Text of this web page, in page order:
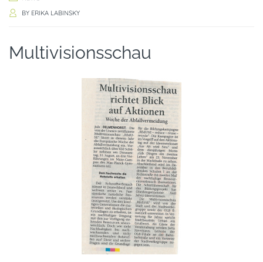
BY ERIKA LABINSKY
Multivisionsschau